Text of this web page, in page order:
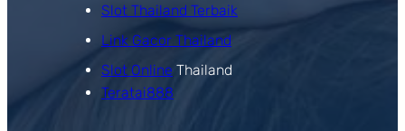
Slot Thailand Terbaik
Link Gacor Thailand
Slot Online Thailand
Teratai888